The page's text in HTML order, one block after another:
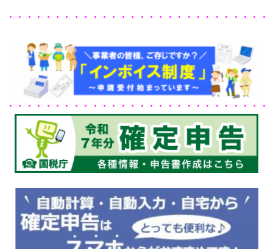
・・・・・・・・・・・・・・・・・・・・・・・・・・・・
・・・・・・・・・・・・・・・・・・・・・・・・・・・・